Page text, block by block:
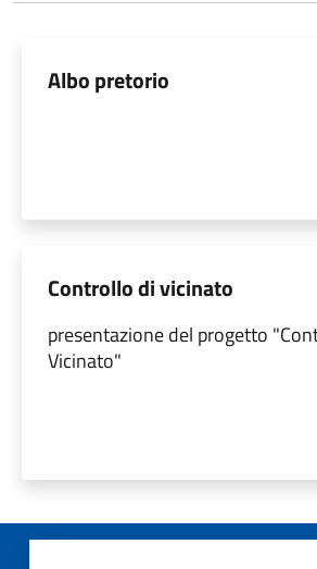
Albo pretorio
Controllo di vicinato
presentazione del progetto
Vicinato"